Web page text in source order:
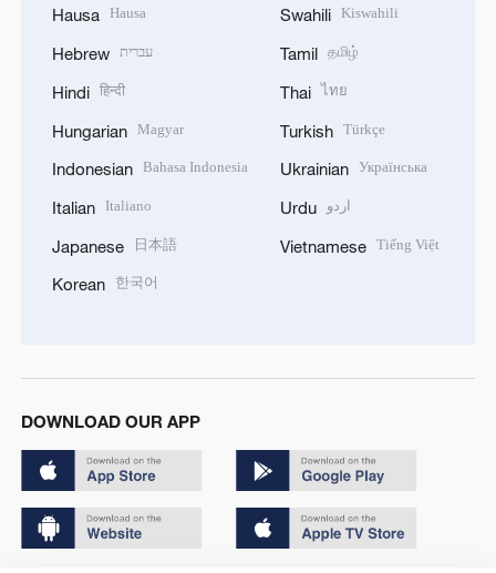
Hausa Hausa
Hebrew עברית
Hindi हिन्दी
Hungarian Magyar
Indonesian Bahasa Indonesia
Italian Italiano
Japanese 日本語
Korean 한국어
Swahili Kiswahili
Tamil தமிழ்
Thai ไทย
Turkish Türkçe
Ukrainian Українська
Urdu اردو
Vietnamese Tiếng Việt
DOWNLOAD OUR APP